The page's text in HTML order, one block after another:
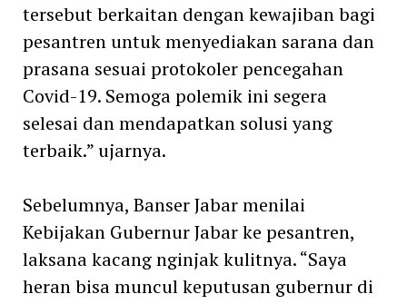
tersebut berkaitan dengan kewajiban bagi
pesantren untuk menyediakan sarana dan
prasana sesuai protokoler pencegahan
Covid-19. Semoga polemik ini segera
selesai dan mendapatkan solusi yang
terbaik.” ujarnya.
Sebelumnya, Banser Jabar menilai
Kebijakan Gubernur Jabar ke pesantren,
laksana kacang nginjak kulitnya. “Saya
heran bisa muncul keputusan gubernur di